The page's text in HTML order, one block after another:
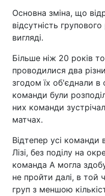
Основна зміна, що
відсутність
вигляді.
Більше ніж 20 років
проводилися два
згодом їх об'єднали в
команди були
них команди
матчах.
Відтепер усі команди
Лізі, без поділу на
команда А могла
не пройти далі, в той
груп з меншою